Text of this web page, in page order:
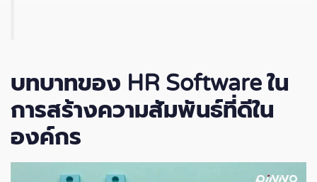
บทบาทของ HR Softwareใน
การสร้างความสัมพันธ์ที่ดีใน
องค์กร